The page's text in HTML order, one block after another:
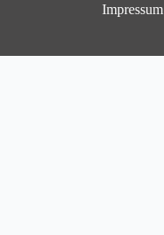
Impressum